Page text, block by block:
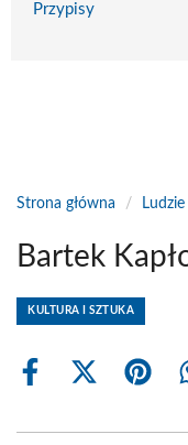
Przypisy
Strona główna / Ludzie
Bartek
KULTURA I SZTUKA
Share
Share
(Twitter)
Share